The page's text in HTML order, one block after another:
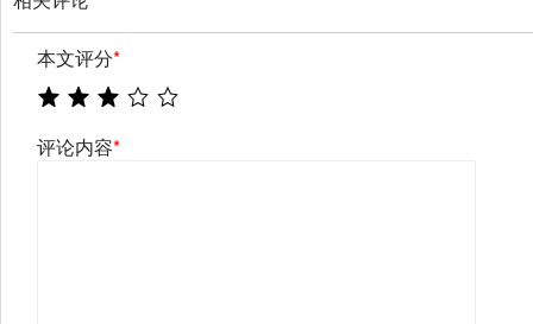
本文评分*
评论内容*